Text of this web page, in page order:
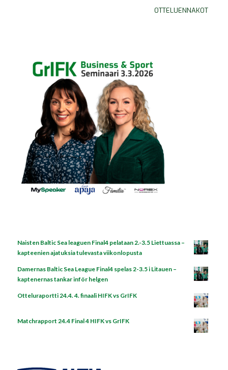
OTTELUENNAKOT
Naisten Baltic Sea leaguen Final4 pelataan 2.-3.5 Liettuassa –
kapteenien ajatuksia tulevasta viikonlopusta
Damernas Baltic Sea League Final4 spelas 2-3.5 i Litauen –
kaptenernas tankar inför helgen
Otteluraportti 24.4. 4. finaali HIFK vs GrIFK
Matchrapport 24.4 Final 4 HIFK vs GrIFK